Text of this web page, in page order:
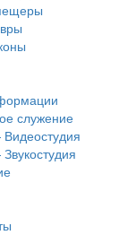
служение